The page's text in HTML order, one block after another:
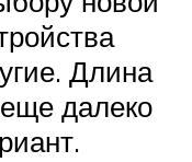
Длина
далеко